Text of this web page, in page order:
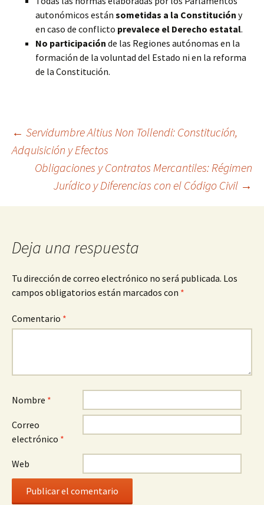
autonómicos están sometidas a la Constitución y
en caso de conflicto prevalece el Derecho estatal.
No participación de las Regiones autónomas en la
formación de la voluntad del Estado ni en la reforma
de la Constitución.
Navegación
entradas
← Servidumbre Altius Non Tollendi: Constitución,
Adquisición y Efectos
Obligaciones y Contratos Mercantiles: Régimen
Jurídico y Diferencias con el Código Civil →
Deja una respuesta
Tu dirección de correo electrónico no será publicada. Los
campos obligatorios están marcados con *
Comentario *
Nombre *
Correo
electrónico *
Web